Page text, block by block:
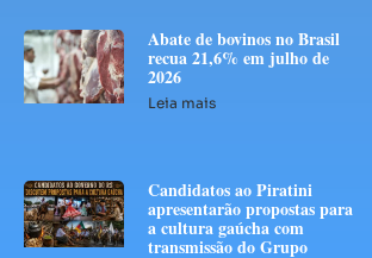
Abate de bovinos no Brasil
recua 21,6% em julho de
2026
Leia mais
Candidatos ao Piratini
apresentarão propostas para
a cultura gaúcha com
transmissão do Grupo